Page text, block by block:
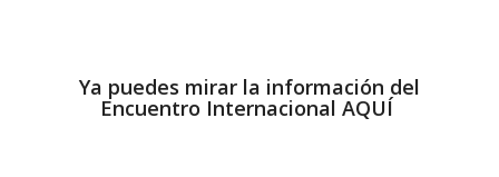
Ya puedes mirar la información del
Encuentro Internacional AQUÍ